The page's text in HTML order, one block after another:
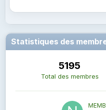
Statistiques des
5195
Total des membres